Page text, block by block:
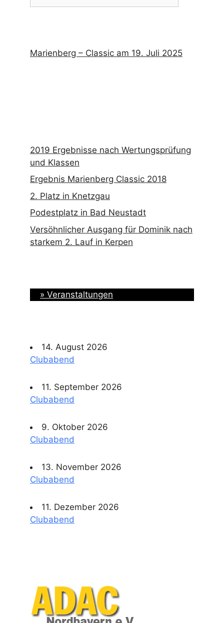
Marienberg – Classic am 19. Juli 2025
2019 Ergebnisse nach Wertungsprüfung
und Klassen
Ergebnis Marienberg Classic 2018
2. Platz in Knetzgau
Podestplatz in Bad Neustadt
Versöhnlicher Ausgang für Dominik nach
starkem 2. Lauf in Kerpen
» Veranstaltungen
14. August 2026
Clubabend
11. September 2026
Clubabend
9. Oktober 2026
Clubabend
13. November 2026
Clubabend
11. Dezember 2026
Clubabend